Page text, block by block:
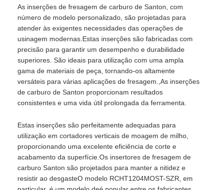
As inserções de fresagem de carburo de Santon, com
número de modelo personalizado, são projetadas para
atender às exigentes necessidades das operações de
usinagem modernas.Estas inserções são fabricadas com
precisão para garantir um desempenho e durabilidade
superiores. São ideais para utilização com uma ampla
gama de materiais de peça, tornando-os altamente
versáteis para várias aplicações de fresagem.,As inserções
de carburo de Santon proporcionam resultados
consistentes e uma vida útil prolongada da ferramenta.
Estas inserções são perfeitamente adequadas para
utilização em cortadores verticais de moagem de milho,
proporcionando uma excelente eficiência de corte e
acabamento da superfície.Os insertores de fresagem de
carburo Santon são projetados para manter a nitidez e
resistir ao desgasteO modelo RCHT1204MOST-SZR, em